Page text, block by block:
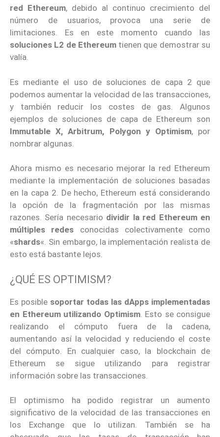
red Ethereum, debido al continuo crecimiento del
número de usuarios, provoca una serie de
limitaciones. Es en este momento cuando las
soluciones L2 de Ethereumtienen que demostrar su
valía.
Es mediante el uso de soluciones de capa 2 que
podemos aumentar la velocidad de las transacciones,
y también reducir los costes de gas. Algunos
ejemplos de soluciones de capa de Ethereum son
Immutable X, Arbitrum, Polygon y Optimism, por
nombrar algunas.
Ahora mismo es necesario mejorar la red Ethereum
mediante la implementación de soluciones basadas
en la capa 2. De hecho, Ethereum está considerando
la opción de la fragmentación por las mismas
razones. Sería necesario dividir la red Ethereum en
múltiples redes conocidas colectivamente como
«shards«. Sin embargo, la implementación realista de
esto está bastante lejos.
¿QUÉ ES OPTIMISM?
Es posible soportar todas las dApps implementadas
en Ethereum utilizando Optimism. Esto se consigue
realizando el cómputo fuera de la cadena,
aumentando así la velocidad y reduciendo el coste
del cómputo. En cualquier caso, la blockchain de
Ethereum se sigue utilizando para registrar
información sobre las transacciones.
El optimismo ha podido registrar un aumento
significativo de la velocidad de las transacciones en
los Exchange que lo utilizan. También se ha